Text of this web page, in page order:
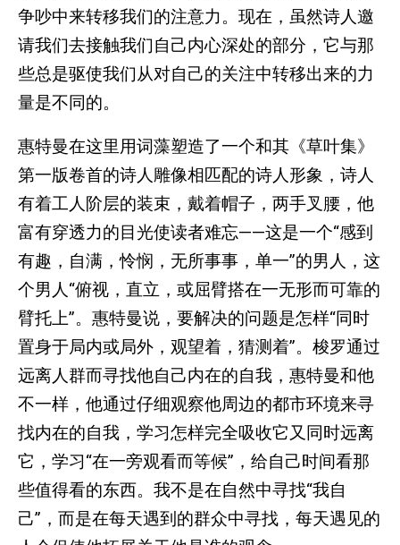
争吵中来转移我们的注意力。现在，虽然诗人邀
请我们去接触我们自己内心深处的部分，它与那
些总是驱使我们从对自己的关注中转移出来的力
量是不同的。
惠特曼在这里用词藻塑造了一个和其《草叶集》
第一版卷首的诗人雕像相匹配的诗人形象，诗人
有着工人阶层的装束，戴着帽子，两手叉腰，他
富有穿透力的目光使读者难忘——这是一个“感到
有趣，自满，怜悯，无所事事，单一”的男人，这
个男人“俯视，直立，或屈臂搭在一无形而可靠的
臂托上”。惠特曼说，要解决的问题是怎样“同时
置身于局内或局外，观望着，猜测着”。梭罗通过
远离人群而寻找他自己内在的自我，惠特曼和他
不一样，他通过仔细观察他周边的都市环境来寻
找内在的自我，学习怎样完全吸收它又同时远离
它，学习“在一旁观看而等候”，给自己时间看那
些值得看的东西。我不是在自然中寻找“我自
己”，而是在每天遇到的群众中寻找，每天遇见的